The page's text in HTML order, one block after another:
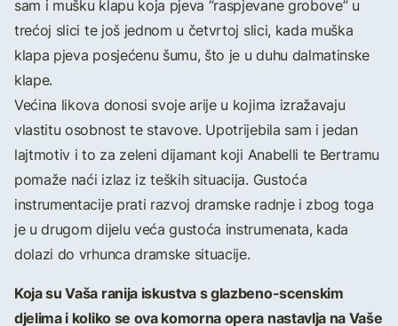
sam i mušku klapu koja pjeva “raspjevane grobove” u
trećoj slici te još jednom u četvrtoj slici, kada muška
klapa pjeva posjećenu šumu, što je u duhu dalmatinske
klape.
Većina likova donosi svoje arije u kojima izražavaju
vlastitu osobnost te stavove. Upotrijebila sam i jedan
lajtmotiv i to za zeleni dijamant koji Anabelli te Bertramu
pomaže naći izlaz iz teških situacija. Gustoća
instrumentacije prati razvoj dramske radnje i zbog toga
je u drugom dijelu veća gustoća instrumenata, kada
dolazi do vrhunca dramske situacije.
Koja su Vaša ranija iskustva s glazbeno-scenskim
djelima i koliko se ova komorna opera nastavlja na Vaše